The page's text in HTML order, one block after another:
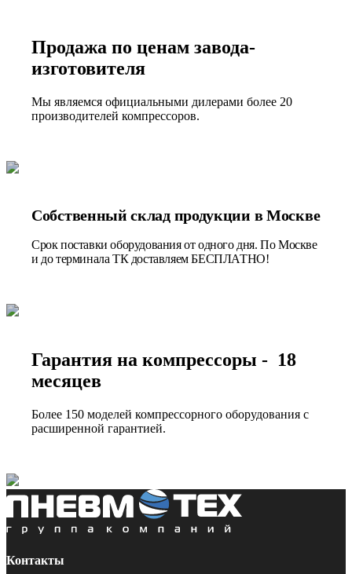
Продажа по ценам завода-
изготовителя
Мы являемся официальными дилерами более 20
производителей компрессоров.
Собственный склад продукции в Москве
Срок поставки оборудования от одного дня. По Москве
и до терминала ТК доставляем БЕСПЛАТНО!
Гарантия на компрессоры - 18
месяцев
Более 150 моделей компрессорного оборудования с
расширенной гарантией.
Контакты